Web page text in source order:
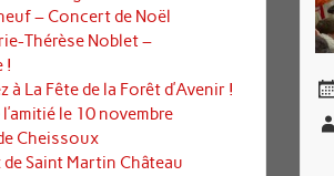
– Concert de Noël
Thérèse Noblet –
!
à La Fête de la Forêt d’Avenir !
l’amitié le 10 novembre
Cheissoux
Saint Martin Château